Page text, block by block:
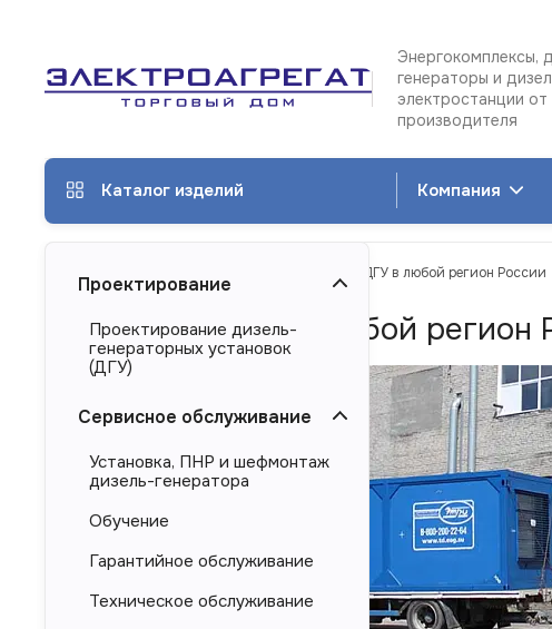
Энергокомплексы,
генераторы и
электростанции от
производителя
Каталог изделий Компания
Доставка ДГУ в любой регион России
Доставка ДГУ в любой регион
Проектирование
Проектирование дизель-
генераторных установок
(ДГУ)
Сервисное обслуживание
Установка, ПНР и шефмонтаж
дизель-генератора
Обучение
Гарантийное обслуживание
Техническое обслуживание